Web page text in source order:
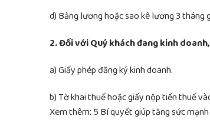
d) Bảng lương hoặc sao kê lương 3 tháng
2. Đối với Quý khách đang kinh
a) Giấy phép đăng ký kinh doanh.
b) Tờ khai thuế hoặc giấy nộp tiền thuế
Xem thêm: 5 Bí quyết giúp tăng sức